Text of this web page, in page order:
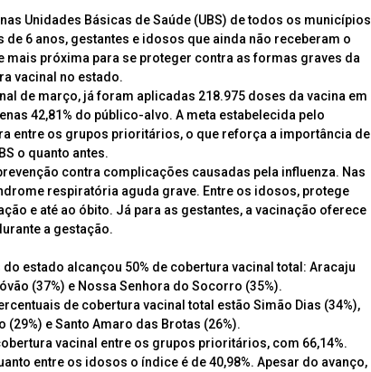
Unidades Básicas de Saúde (UBS) de todos os municípios
6 anos, gestantes e idosos que ainda não receberam o
mais próxima para se proteger contra as formas graves da
vacinal no estado.
de março, já foram aplicadas 218.975 doses da vacina em
42,81% do público-alvo. A meta estabelecida pelo
entre os grupos prioritários, o que reforça a importância de
o quanto antes.
contra complicações causadas pela influenza. Nas
respiratória aguda grave. Entre os idosos, protege
e até ao óbito. Já para as gestantes, a vacinação oferece
a gestação.
estado alcançou 50% de cobertura vacinal total: Aracaju
(37%) e Nossa Senhora do Socorro (35%).
de cobertura vacinal total estão Simão Dias (34%),
(29%) e Santo Amaro das Brotas (26%).
vacinal entre os grupos prioritários, com 66,14%.
entre os idosos o índice é de 40,98%. Apesar do avanço,